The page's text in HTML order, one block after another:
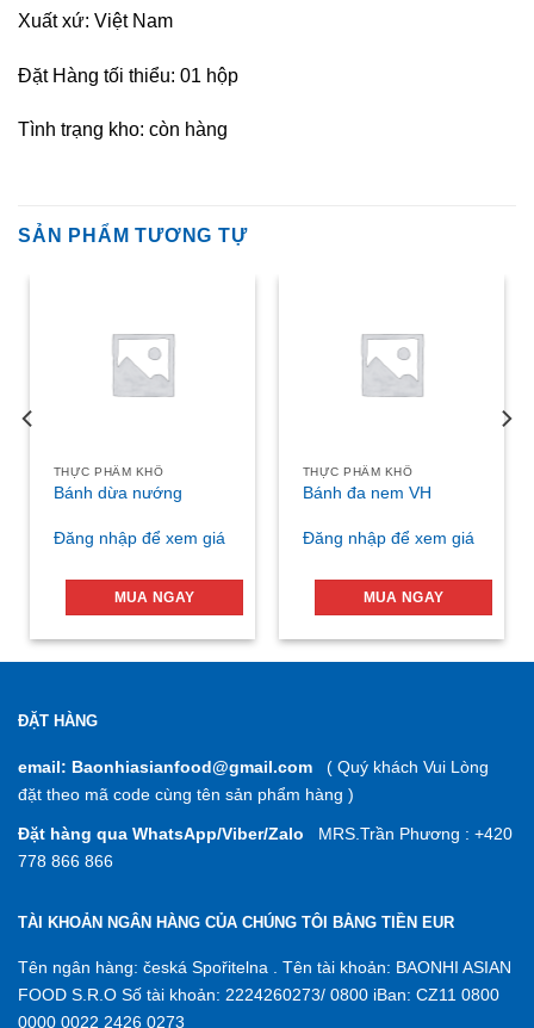
Xuất xứ: Việt Nam
Đặt Hàng tối thiểu: 01 hộp
Tình trạng kho: còn hàng
SẢN PHẨM TƯƠNG TỰ
THỰC PHẨM KHÔ
Bánh dừa nướng
Đăng nhập để xem giá
MUA NGAY
THỰC PHẨM KHÔ
Bánh đa nem VH
Đăng nhập để xem giá
MUA NGAY
ĐẶT HÀNG
email: Baonhiasianfood@gmail.com ( Quý khách Vui Lòng
đặt theo mã code cùng tên sản phẩm hàng )
Đặt hàng qua WhatsApp/Viber/Zalo MRS.Trần Phương : +420
778 866 866
TÀI KHOẢN NGÂN HÀNG CỦA CHÚNG TÔI BẰNG TIỀN EUR
Tên ngân hàng: česká Spořitelna . Tên tài khoản: BAONHI ASIAN
FOOD S.R.O Số tài khoản: 2224260273/ 0800 iBan: CZ11 0800
0000 0022 2426 0273